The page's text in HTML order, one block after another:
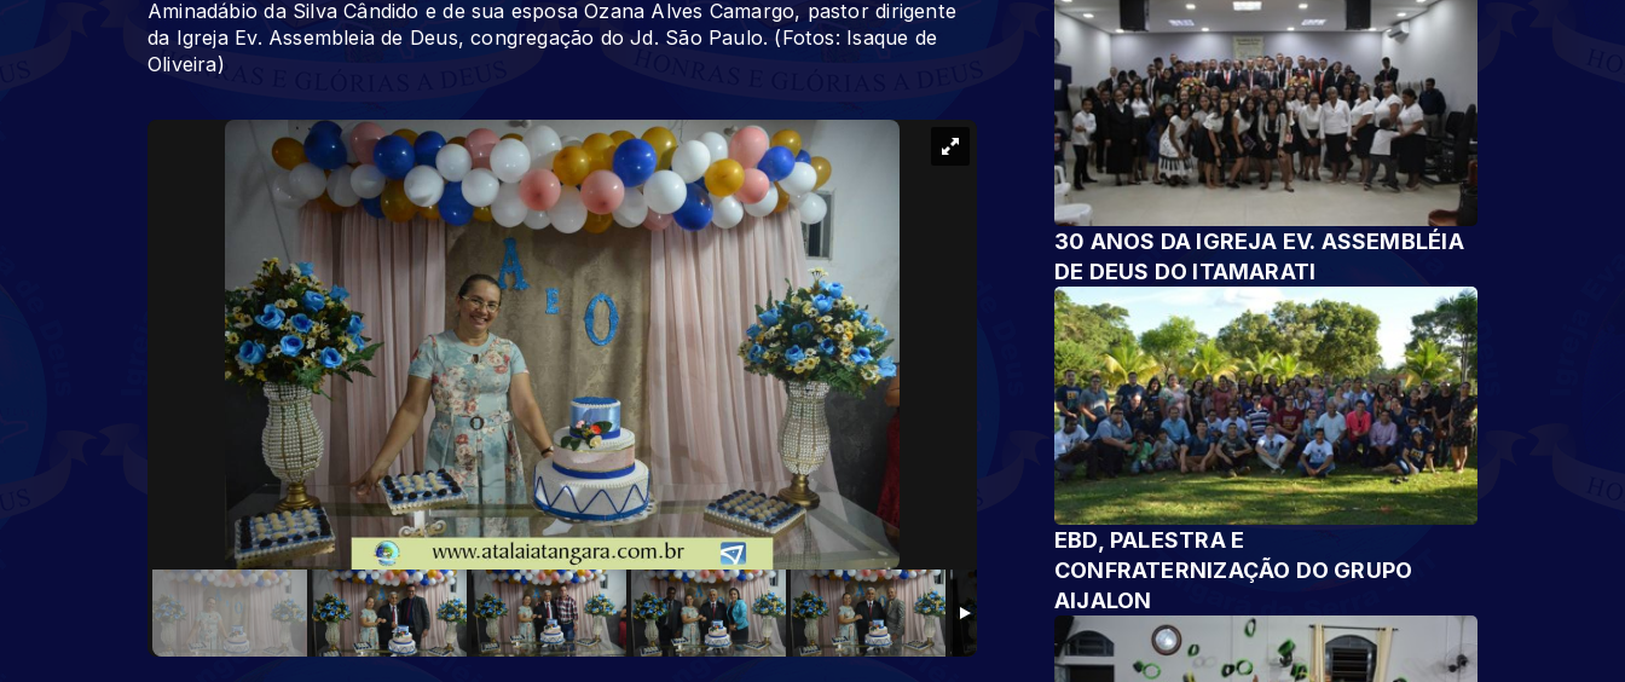
Aminadábio da Silva Cândido e de sua esposa Ozana Alves Camargo, pastor dirigente
da Igreja Ev. Assembleia de Deus, congregação do Jd. São Paulo. (Fotos: Isaque de
Oliveira)
30 ANOS DA IGREJA EV. ASSEMBLÉIA
DE DEUS DO ITAMARATI
EBD, PALESTRA E
CONFRATERNIZAÇÃO DO GRUPO
AIJALON